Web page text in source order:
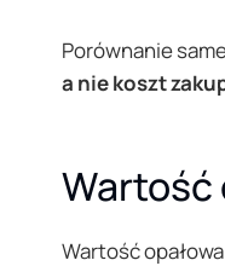
Porównanie
a nie koszt
Wartość
Wartość